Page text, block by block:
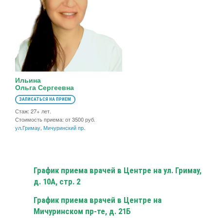
Ильина
Ольга Сергеевна
ЗАПИСАТЬСЯ НА ПРИЕМ
Стаж: 27+ лет.
Стоимость приема: от 3500 руб.
ул.Гримау, Мичуринский пр.
График приема врачей в Центре на ул. Гримау,
д. 10А, стр. 2
График приема врачей в Центре на
Мичуринском пр-те, д. 21Б